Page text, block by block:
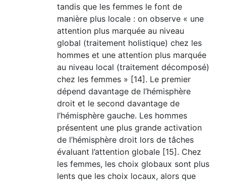
tandis que les femmes le font de
manière plus locale : on observe « une
attention plus marquée au niveau
global (traitement holistique) chez les
hommes et une attention plus marquée
au niveau local (traitement décomposé)
chez les femmes » [14]. Le premier
dépend davantage de l’hémisphère
droit et le second davantage de
l’hémisphère gauche. Les hommes
présentent une plus grande activation
de l’hémisphère droit lors de tâches
évaluant l’attention globale [15]. Chez
les femmes, les choix globaux sont plus
lents que les choix locaux, alors que